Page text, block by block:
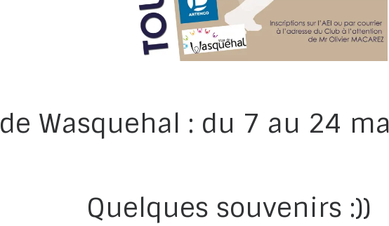
de Wasquehal : du 7 au 24
Quelques souvenirs :))